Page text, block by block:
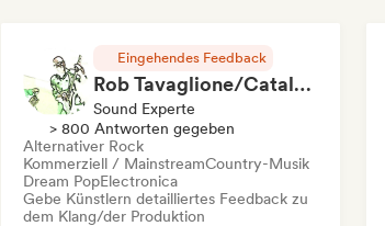
Eingehendes Feedback
Rob Tavaglione/Catalyst Recording
Sound Experte
> 800 Antworten gegeben
Alternativer Rock
Kommerziell / MainstreamCountry-Musik
Dream PopElectronica
Gebe Künstlern detailliertes Feedback zu
dem Klang/der Produktion